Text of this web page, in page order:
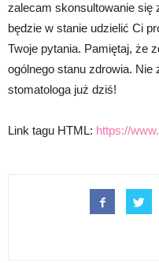
zalecam skonsultowanie się
będzie w stanie udzielić Ci
Twoje pytania. Pamiętaj, że
ogólnego stanu zdrowia.
stomatologa już dziś!
Link tagu HTML: https://